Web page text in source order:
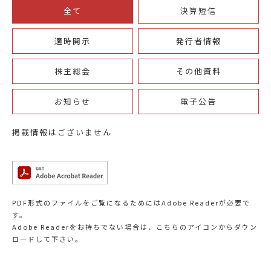
全て 決算短信
適時開示 発行者情報
株主総会 その他資料
お知らせ 電子公告
掲載情報はございません
PDF形式のファイルをご覧になるためにはAdobe Readerが必要で
す。
Adobe Readerをお持ちでない場合は、こちらのアイコンからダウン
ロードして下さい。